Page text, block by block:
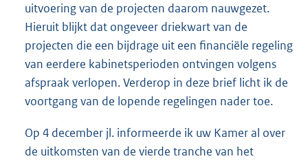
uitvoering van de projecten daarom nauwgezet.
Hieruit blijkt dat ongeveer driekwart van de
projecten die een bijdrage uit een financiële regeling
van eerdere kabinetsperioden ontvingen volgens
afspraak verlopen. Verderop in deze brief licht ik de
voortgang van de lopende regelingen nader toe.
Op 4 december jl. informeerde ik uw Kamer al over
de uitkomsten van de vierde tranche van het